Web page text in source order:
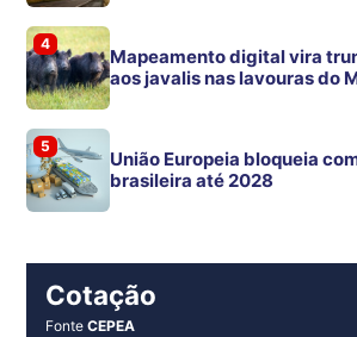
4
Mapeamento digital vira
aos javalis nas lavouras do
5
União Europeia bloqueia
brasileira até 2028
Cotação
FonteCEPEA